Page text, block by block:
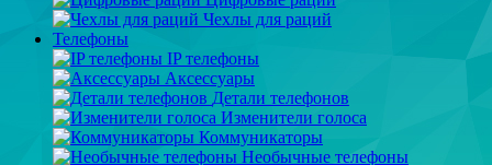
Чехлы для раций
Телефоны
IP телефоны
Аксессуары
Детали телефонов
Изменители голоса
Коммуникаторы
Необычные телефоны